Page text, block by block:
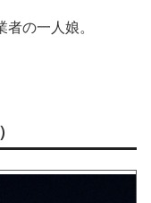
の一人娘。